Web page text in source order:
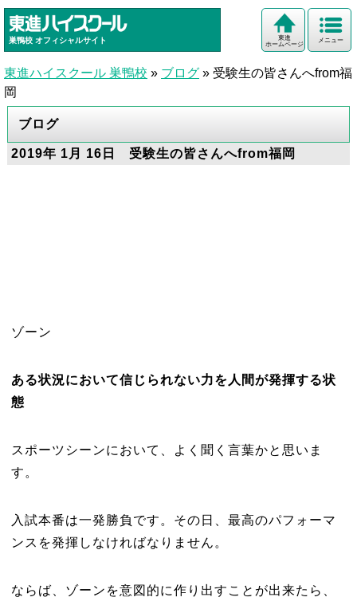
巣鴨校 オフィシャルサイト メニュー
東進
ホームページ
東進ハイスクール 巣鴨校 » ブログ » 受験生の皆さんへfrom福
岡
ブログ
2019年 1月 16日 受験生の皆さんへfrom福岡
ゾーン
ある状況において信じられない力を人間が発揮する状
態
スポーツシーンにおいて、よく聞く言葉かと思いま
す。
入試本番は一発勝負です。その日、最高のパフォーマ
ンスを発揮しなければなりません。
ならば、ゾーンを意図的に作り出すことが出来たら、